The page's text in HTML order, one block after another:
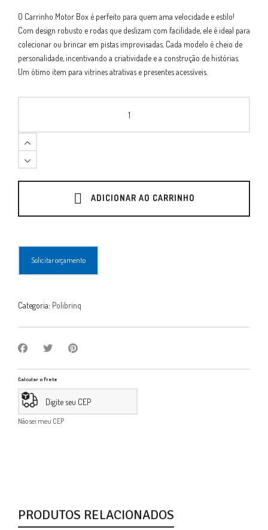
O Carrinho Motor Box é perfeito para quem ama velocidade e estilo!
Com design robusto e rodas que deslizam com facilidade, ele é ideal para
colecionar ou brincar em pistas improvisadas. Cada modelo é cheio de
personalidade, incentivando a criatividade e a construção de histórias.
Um ótimo item para vitrines atrativas e presentes acessíveis.
Colecionável
quantity
ADICIONAR AO CARRINHO
Solicitar orçamento
Categoria: Polibrinq
Calcular o Frete
Não sei meu CEP
PRODUTOS RELACIONADOS